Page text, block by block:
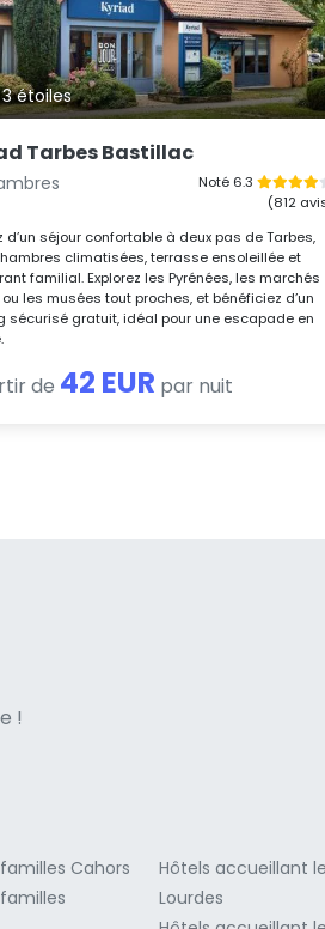
étoiles
Tarbes Bastillac
Noté 6.3
(812
d’un séjour confortable à deux pas de Tarbes,
climatisées, terrasse ensoleillée et
familial. Explorez les Pyrénées, les marchés
les musées tout proches, et bénéficiez d’un
sécurisé gratuit, idéal pour une escapade en
de 42 EUR par nuit
!
Cahors
Hôtels accueillant
Lourdes